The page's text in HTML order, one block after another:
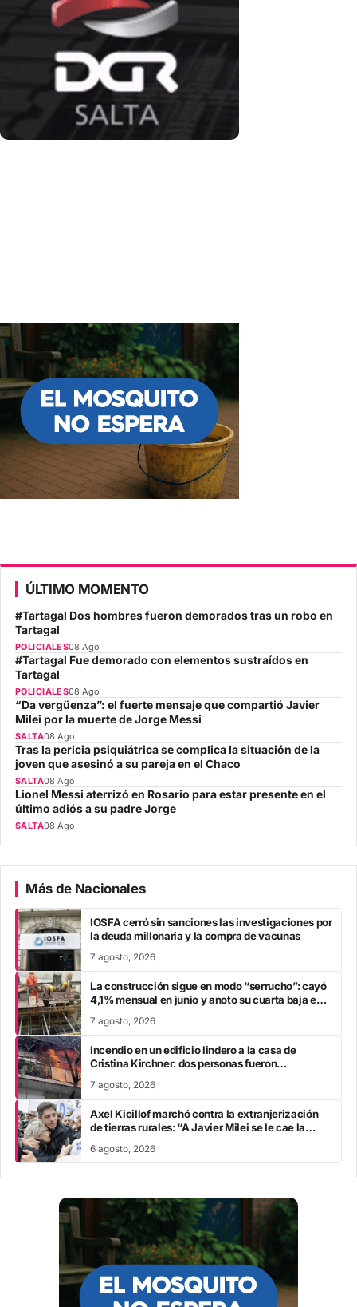
ÚLTIMO MOMENTO
#Tartagal Dos hombres fueron demorados tras un robo en
Tartagal
POLICIALES08 Ago
#Tartagal Fue demorado con elementos sustraídos en
Tartagal
POLICIALES08 Ago
“Da vergüenza”: el fuerte mensaje que compartió Javier
Milei por la muerte de Jorge Messi
SALTA08 Ago
Tras la pericia psiquiátrica se complica la situación de la
joven que asesinó a su pareja en el Chaco
SALTA08 Ago
Lionel Messi aterrizó en Rosario para estar presente en el
último adiós a su padre Jorge
SALTA08 Ago
Más de Nacionales
IOSFA cerró sin sanciones las investigaciones por
la deuda millonaria y la compra de vacunas
7 agosto, 2026
La construcción sigue en modo “serrucho”: cayó
4,1% mensual en junio y anoto su cuarta baja en
7 agosto, 2026
Incendio en un edificio lindero a la casa de
Cristina Kirchner: dos personas fueron
7 agosto, 2026
Axel Kicillof marchó contra la extranjerización
de tierras rurales: “A Javier Milei se le cae la
6 agosto, 2026